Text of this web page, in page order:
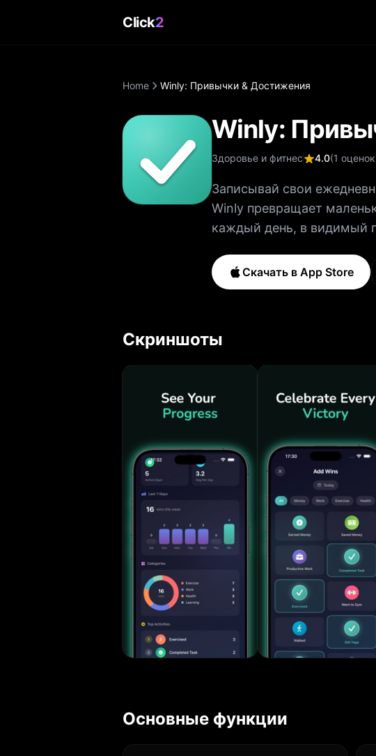
Click2
Home Winly: Привычки & Достижения
Winly:
Здоровье и фитнес 4.0(1 оценок
Записывай свои
Winly превращает
каждый день, в видимый
долговечные привычки. КАК ЭТО РАБОТАЕТ 1. Коснись победы, выбери из
30+ готовых
КЛЮЧЕВЫЕ ВОЗМОЖНОСТИ Запись Одним Касанием Запиши
секунды. Без
сферах жизни: спорт,
продуктивность,
угодно. Отслеживание Серий Создавай ежедневный импульс счётчиками
серий. Смотри, как твои
Тепловая Карта
каждой победой.
последовательные дни. 30 Значков Достижений Зарабатывай значки за
серийные вехи,
значок это повод для празднования. Аналитика по
ты блещешь каждую
сферам жизни, чтобы ты знал, на
Напоминания Выбери
мягкое напоминание записать день
Создавай красивые
Приватная
Скачать в App Store
Скриншоты
Основные функции